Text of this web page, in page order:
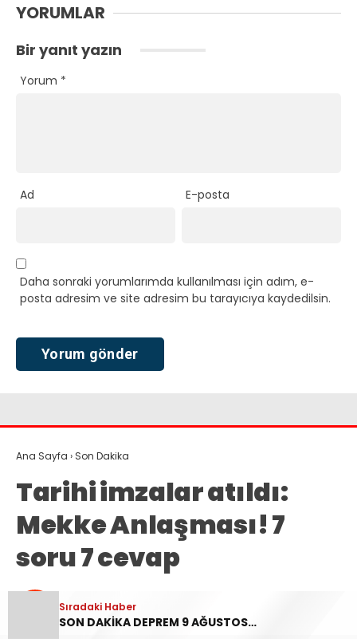
Sıradaki Haber
SON DAKİKA DEPREM 9 AĞUSTOS | Gaziantep’te Deprem Mi Oldu, Nerede, Kaç Büyüklüğünde? AFAD-Kandilli Rasathanesi Son Depremler Listesi
YORUMLAR
Bir yanıt yazın
Yorum *
Ad E-posta
Daha sonraki yorumlarımda kullanılması için adım, e-
posta adresim ve site adresim bu tarayıcıya kaydedilsin.
Ana Sayfa › Son Dakika
Tarihi imzalar atıldı:
Mekke Anlaşması! 7
soru 7 cevap
Haber Sağlık